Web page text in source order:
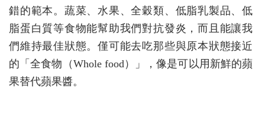
錯的範本。蔬菜、水果、全穀類、低脂乳製品、低
脂蛋白質等食物能幫助我們對抗發炎，而且能讓我
們維持最佳狀態。僅可能去吃那些與原本狀態接近
的「全食物（Whole food）」，像是可以用新鮮的蘋
果替代蘋果醬。